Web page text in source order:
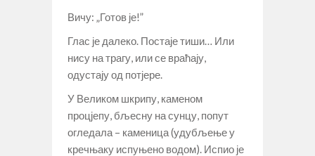
Вичу: „Готов је!”
Глас је далеко. Постаје тиши… Или
нису на трагу, или се враћају,
одустају од потјере.
У Великом шкрипу, каменом
процјепу, бљесну на сунцу, попут
огледала – каменица (удубљење у
кречњаку испуњено водом). Испио је